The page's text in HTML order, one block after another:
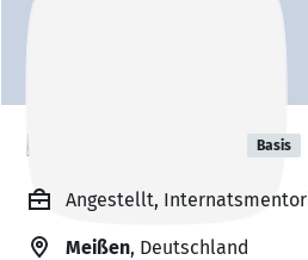
Ines Quosdorf Basis
Angestellt,
Meißen, Deutschland